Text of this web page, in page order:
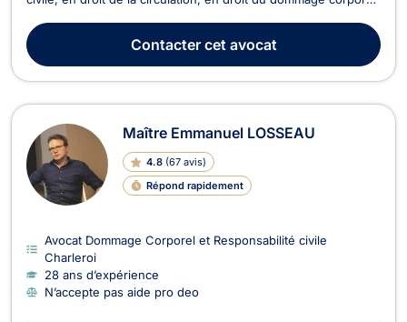
BOURGUIGNON opère en droit de la responsabilité civile et se
charge de l'obtention rapide de l'indem...
Contactercet avocat
Maître Emmanuel LOSSEAU
4.8 (67 avis)
Répond rapidement
Avocat Dommage Corporel et Responsabilité civile
Charleroi
28 ans d’expérience
N’accepte pas aide pro deo